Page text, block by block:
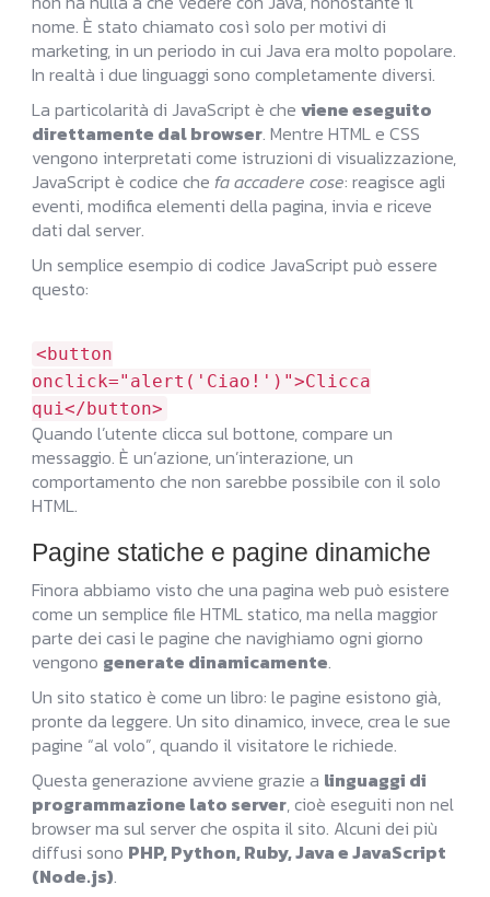
nome. È stato chiamato così solo per motivi di
marketing, in un periodo in cui Java era molto popolare.
In realtà i due linguaggi sono completamente diversi.
La particolarità di JavaScript è che viene eseguito
direttamente dal browser. Mentre HTML e CSS
vengono interpretati come istruzioni di visualizzazione,
JavaScript è codice che fa accadere cose: reagisce agli
eventi, modifica elementi della pagina, invia e riceve
dati dal server.
Un semplice esempio di codice JavaScript può essere
questo:
< button
onclick="alert('Ciao!')">Clicca
qui</ button>
Quando l’utente clicca sul bottone, compare un
messaggio. È un’azione, un’interazione, un
comportamento che non sarebbe possibile con il solo
HTML.
Pagine statiche e pagine dinamiche
Finora abbiamo visto che una pagina web può esistere
come un semplice file HTML statico, ma nella maggior
parte dei casi le pagine che navighiamo ogni giorno
vengono generate dinamicamente.
Un sito statico è come un libro: le pagine esistono già,
pronte da leggere. Un sito dinamico, invece, crea le sue
pagine “al volo”, quando il visitatore le richiede.
Questa generazione avviene grazie a linguaggi di
programmazione lato server, cioè eseguiti non nel
browser ma sul server che ospita il sito. Alcuni dei più
diffusi sono PHP, Python, Ruby, Java e JavaScript
(Node.js).